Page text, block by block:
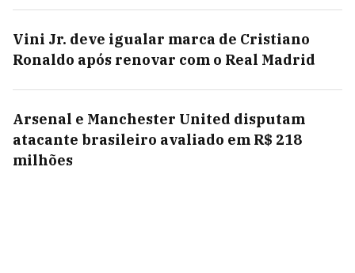
Vini Jr. deve igualar marca de Cristiano
Ronaldo após renovar com o Real Madrid
Arsenal e Manchester United disputam
atacante brasileiro avaliado em R$ 218
milhões